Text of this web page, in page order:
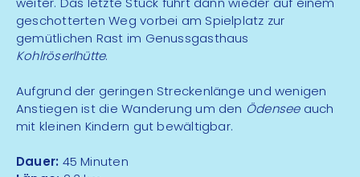
geschotterten Weg vorbei am Spielplatz zur
gemütlichen Rast im Genussgasthaus
Kohlröserlhütte.
Aufgrund der geringen Streckenlänge und wenigen
Anstiegen ist die Wanderung um den Ödenseeauch
mit kleinen Kindern gut bewältigbar.
Dauer: 45 Minuten